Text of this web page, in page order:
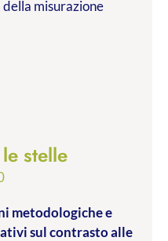
della misurazione
stelle
Fascia
prezzo:
da
metodologiche e
sul contrasto alle